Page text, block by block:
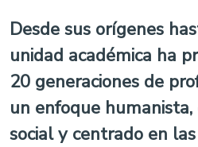
Desde sus orígenes
unidad académica ha
20 generaciones de
un enfoque
social y centrado en